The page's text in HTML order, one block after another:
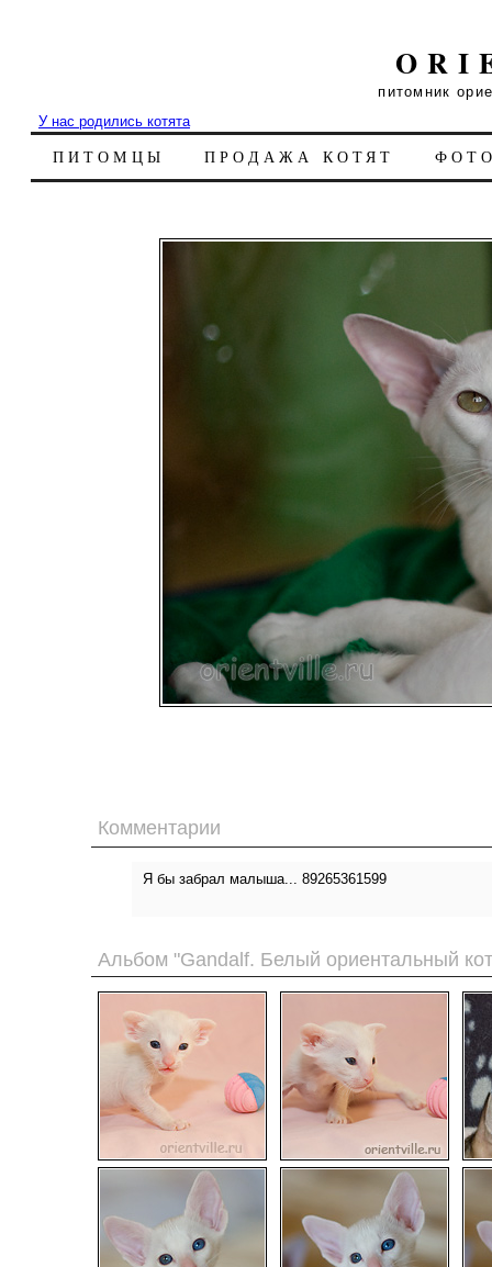
питомник
У нас родились котята
ПИТОМЦЫ ПРОДАЖА КОТЯТ
Комментарии
Я бы забрал малыша... 89265361599
Альбом "Gandalf. Белый ориентальный